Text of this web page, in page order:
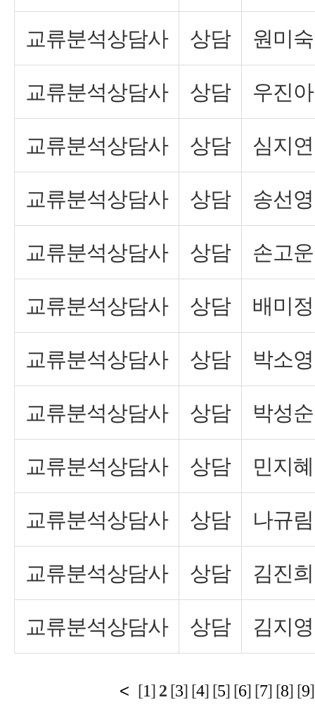
교류분석상담사 상담 원미숙
교류분석상담사 상담 우진아
교류분석상담사 상담 심지연
교류분석상담사 상담 송선영
교류분석상담사 상담 손고운
교류분석상담사 상담 배미정
교류분석상담사 상담 박소영
교류분석상담사 상담 박성순
교류분석상담사 상담 민지혜
교류분석상담사 상담 나규림
교류분석상담사 상담 김진희
교류분석상담사 상담 김지영
< [1] 2 [3] [4] [5] [6] [7] [8] [9